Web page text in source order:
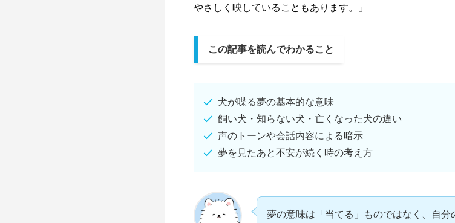
やさしく映していることもあります。」
この記事を読んでわかること
犬が喋る夢の基本的な意味
飼い犬・知らない犬・亡くなった犬の違い
声のトーンや会話内容による暗示
夢を見たあと不安が続く時の考え方
夢の意味は「当てる」ものではなく、自分